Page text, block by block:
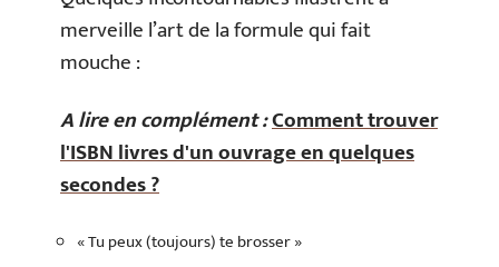
merveille l’art de la formule qui fait
mouche :
A lire en complément :Comment trouver
l'ISBN livres d'un ouvrage en quelques
secondes ?
« Tu peux (toujours) te brosser »